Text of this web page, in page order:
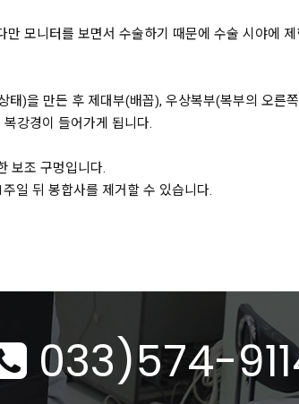
모니터를 보면서 수술하기 때문에 수술 시야에
)을 만든 후 제대부(배꼽), 우상복부(복부의 오른
강경이 들어가게 됩니다.
보조 구멍입니다.
일 뒤 봉합사를 제거할 수 있습니다.
033)574-